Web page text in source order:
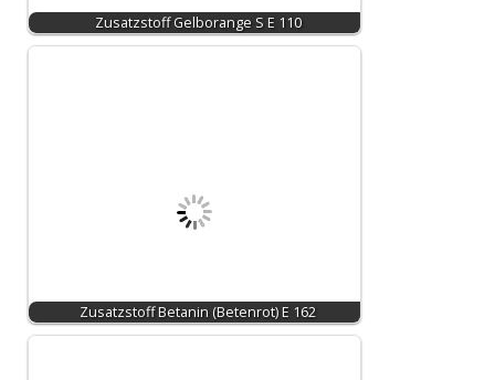
Zusatzstoff Gelborange S E 110
Zusatzstoff Betanin (Betenrot) E 162